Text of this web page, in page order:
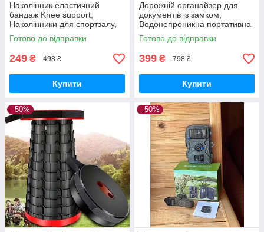
Наколінник еластичний
бандаж Knee support,
Наколінники для спортзалу,
Колінний супорт, Фіксатор
коліна.
Готово до відправки
249 ₴ 498 ₴
Купити
Дорожній органайзер для
документів із замком,
Водонепроникна портативна
сумка-органайзер для
зберігання.
Готово до відправки
399 ₴ 798 ₴
Купити
–50% –50%